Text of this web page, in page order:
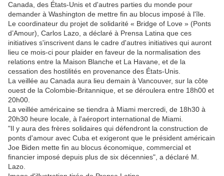
Canada, des États-Unis et d'autres parties du monde pour
demander à Washington de mettre fin au blocus imposé à l'île.
Le coordinateur du projet de solidarité « Bridge of Love » (Ponts
d’Amour), Carlos Lazo, a déclaré à Prensa Latina que ces
initiatives s'inscrivent dans le cadre d'autres initiatives qui auront
lieu ce mois-ci pour plaider en faveur de la normalisation des
relations entre la Maison Blanche et La Havane, et de la
cessation des hostilités en provenance des États-Unis.
La veillée au Canada aura lieu demain à Vancouver, sur la côte
ouest de la Colombie-Britannique, et se déroulera entre 18h00 et
20h00.
La veillée américaine se tiendra à Miami mercredi, de 18h30 à
20h30 heure locale, à l'aéroport international de Miami.
"Il y aura des frères solidaires qui défendront la construction de
ponts d'amour avec Cuba et exigeront que le président américain
Joe Biden mette fin au blocus économique, commercial et
financier imposé depuis plus de six décennies", a déclaré M.
Lazo.